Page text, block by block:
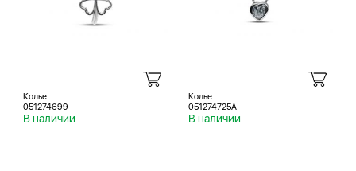
Колье
051274699
В наличии
Колье
051274725A
В наличии